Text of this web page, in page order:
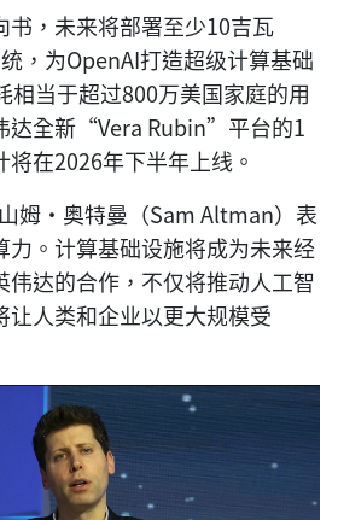
书，未来将部署至少10吉瓦
统，为OpenAI打造超级计算基础
相当于超过800万美国家庭的用
达全新“Vera Rubin”平台的1
在2026年下半年上线。
姆·奥特曼（Sam Altman）表
。计算基础设施将成为未来经
伟达的合作，不仅将推动人工智
让人类和企业以更大规模受